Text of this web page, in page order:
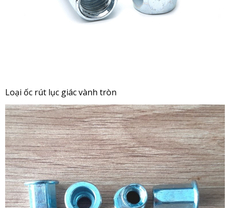
Loại ốc rút lục giác vành tròn